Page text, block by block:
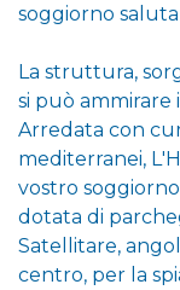
soggiorno
La struttura,
si può ammirare
Arredata con
mediterranei,
vostro
dotata di
Satellitare,
centro, per la